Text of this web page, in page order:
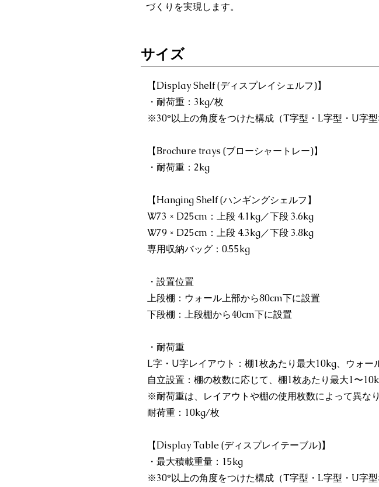
づくりを実現します。
​サイズ
【Display Shelf (ディスプレイシェルフ)】
・耐荷重：3kg/枚
※30°以上の角度をつけた構成（T字型・L字型・U字型
【Brochure trays (ブローシャートレー)】
・耐荷重：2kg
【Hanging Shelf (ハンギングシェルフ】
W73 × D25cm：上段 4.1kg／下段 3.6kg
W79 × D25cm：上段 4.3kg／下段 3.8kg
専用収納バッグ：0.55kg
・設置位置
上段棚：ウォール上部から80cm下に設置
下段棚：上段棚から40cm下に設置
・耐荷重
L字・U字レイアウト：棚1枚あたり最大10kg、ウォー
自立設置：棚の枚数に応じて、棚1枚あたり最大1〜
※耐荷重は、レイアウトや棚の使用枚数によって異なり
耐荷重：10kg/枚
【Display Table (ディスプレイテーブル)】
・最大積載重量：15kg
※30°以上の角度をつけた構成（T字型・L字型・U字型